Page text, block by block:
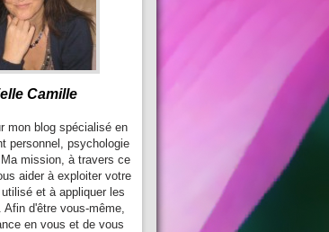
Camille
mon blog spécialisé en
personnel, psychologie
mission, à travers ce
aider à exploiter votre
et à appliquer les
d'être vous-même,
en vous et de vous